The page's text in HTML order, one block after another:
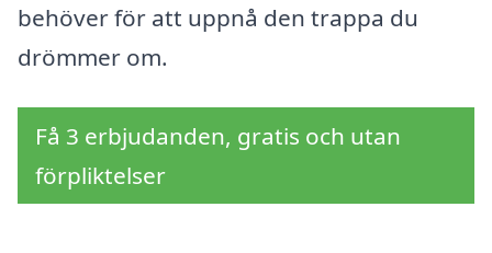
behöver för att uppnå den trappa du
drömmer om.
Få 3 erbjudanden, gratis och utan
förpliktelser